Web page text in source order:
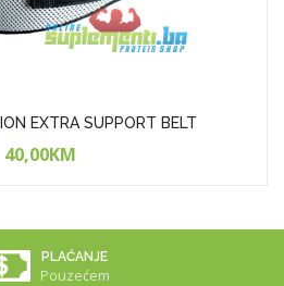
EXTRA SUPPORT BELT
40,00KM
PLAĆANJE
Pouzećem